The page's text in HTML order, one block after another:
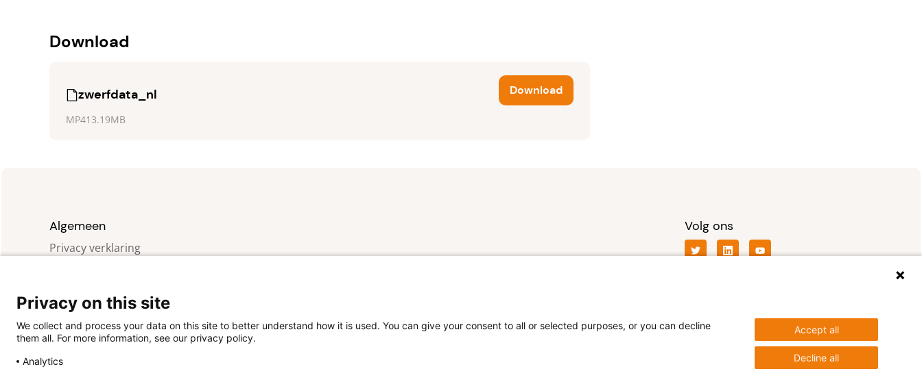
Download
zwerfdata_nl Download
MP413.19MB
Algemeen
Privacy verklaring
Contact
Volg ons
Privacy on this site
We collect and process your data on this site to better understand how it is used. You can give your consent to all or selected purposes, or you can decline
them all. For more information, see our privacy policy.
Analytics
Accept all
Decline all